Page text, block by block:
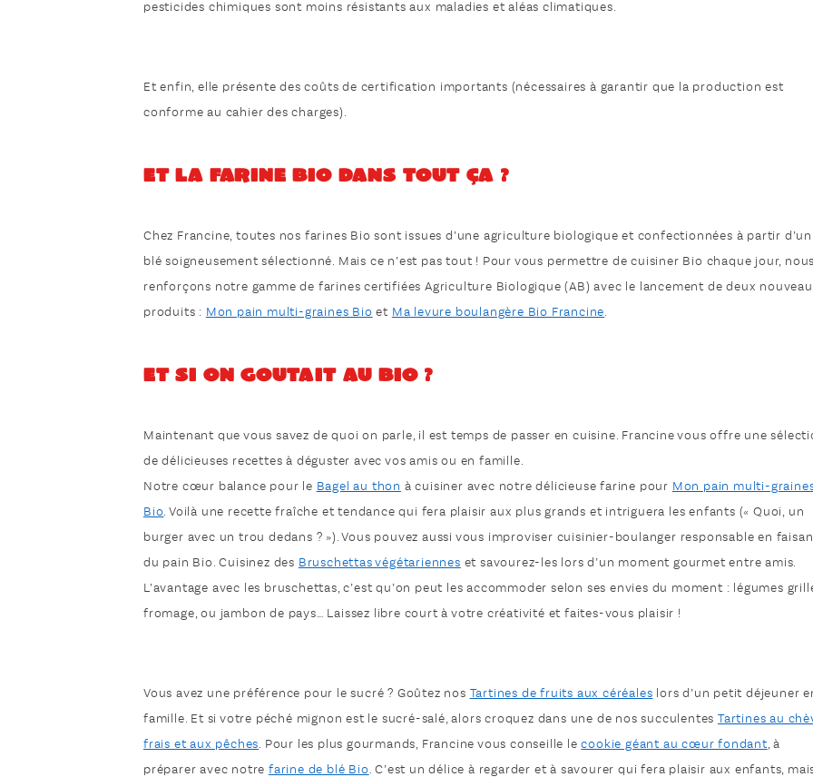
pesticides chimiques sont moins résistants aux maladies et aléas climatiques.
Et enfin, elle présente des coûts de certification importants (nécessaires à garantir que la production est
conforme au cahier des charges).
Et la farine Bio dans tout ça ?
Chez Francine, toutes nos farines Bio sont issues d’une agriculture biologique et confectionnées à partir d’un
blé soigneusement sélectionné. Mais ce n’est pas tout ! Pour vous permettre de cuisiner Bio chaque jour, nous
renforçons notre gamme de farines certifiées Agriculture Biologique (AB) avec le lancement de deux
produits : Mon pain multi-graines Bio et Ma levure boulangère Bio Francine.
Et si on goutait au Bio ?
Maintenant que vous savez de quoi on parle, il est temps de passer en cuisine. Francine vous offre une
de délicieuses recettes à déguster avec vos amis ou en famille.
Notre cœur balance pour le Bagel au thon à cuisiner avec notre délicieuse farine pour Mon pain multi-
Bio. Voilà une recette fraîche et tendance qui fera plaisir aux plus grands et intriguera les enfants (« Quoi, un
burger avec un trou dedans ? »). Vous pouvez aussi vous improviser cuisinier-boulanger responsable en
du pain Bio. Cuisinez des Bruschettas végétariennes et savourez-les lors d’un moment gourmet entre amis.
L’avantage avec les bruschettas, c’est qu’on peut les accommoder selon ses envies du moment : légumes
fromage, ou jambon de pays… Laissez libre court à votre créativité et faites-vous plaisir !
Vous avez une préférence pour le sucré ? Goûtez nos Tartines de fruits aux céréales lors d’un petit déjeuner
famille. Et si votre péché mignon est le sucré-salé, alors croquez dans une de nos succulentes Tartines au
frais et aux pêches. Pour les plus gourmands, Francine vous conseille lecookie géant au cœur fondant, à
préparer avec notrefarine de blé Bio. C’est un délice à regarder et à savourer qui fera plaisir aux enfants,